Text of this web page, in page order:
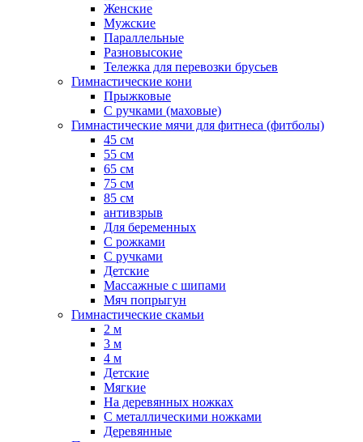
Женские
Мужские
Параллельные
Разновысокие
Тележка для перевозки брусьев
Гимнастические кони
Прыжковые
С ручками (маховые)
Гимнастические мячи для фитнеса (фитболы)
45 см
55 см
65 см
75 см
85 см
антивзрыв
Для беременных
С рожками
С ручками
Детские
Массажные с шипами
Мяч попрыгун
Гимнастические скамьи
2 м
3 м
4 м
Детские
Мягкие
На деревянных ножках
С металлическими ножками
Деревянные